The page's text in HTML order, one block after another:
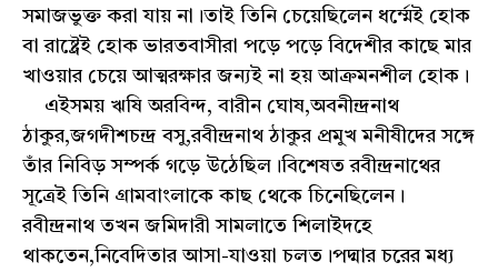
সমাজভুক্ত করা যায় না।তাই তিনি চেয়েছিলেন ধর্ম্মেই হোক
বা রাষ্ট্রেই হোক ভারতবাসীরা পড়ে পড়ে বিদেশীর কাছে মার
খাওয়ার চেয়ে আত্মরক্ষার জন্যই না হয় আক্রমনশীল হোক।
এইসময় ঋষি অরবিন্দ, বারীন ঘোষ,অবনীন্দ্রনাথ
ঠাকুর,জগদীশচন্দ্র বসু,রবীন্দ্রনাথ ঠাকুর প্রমুখ মনীষীদের সঙ্গে
তাঁর নিবিড় সম্পর্ক গড়ে উঠেছিল।বিশেষত রবীন্দ্রনাথের
সূত্রেই তিনি গ্রামবাংলাকে কাছ থেকে চিনেছিলেন।
রবীন্দ্রনাথ তখন জমিদারী সামলাতে শিলাইদহে
থাকতেন,নিবেদিতার আসা-যাওয়া চলত।পদ্মার চরের মধ্য